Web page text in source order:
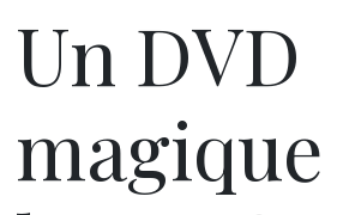
Un DVD